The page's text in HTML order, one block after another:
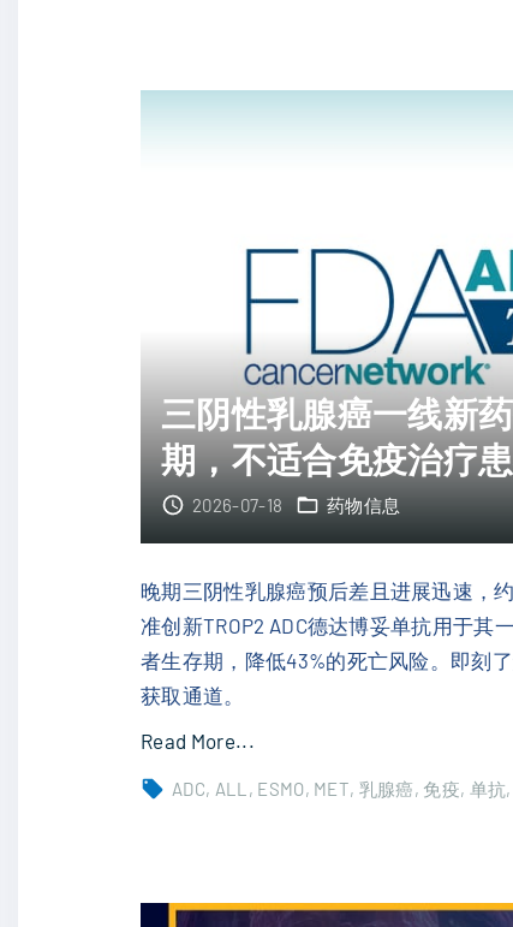
怎
治
？
F
A
准
T
R
靶
德
三阴性乳腺癌一线新
期，不适合免疫治疗
2026-07-18 药物信息
晚期三阴性乳腺癌预后差且进展迅速，
准创新TROP2 ADC德达博妥单抗用于
者生存期，降低43%的死亡风险。即刻
获取通道。
Read More...
腺
ADC ALL ESMO MET 乳腺癌 免疫 单抗